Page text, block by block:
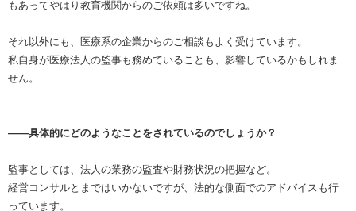
もあってやはり教育機関からのご依頼は多いですね。
それ以外にも、医療系の企業からのご相談もよく受けています。
私自身が医療法人の監事も務めていることも、影響しているかもしれま
せん。
――具体的にどのようなことをされているのでしょうか？
監事としては、法人の業務の監査や財務状況の把握など。
経営コンサルとまではいかないですが、法的な側面でのアドバイスも行
っています。